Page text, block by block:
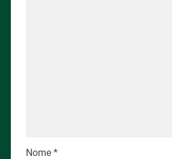
Nome *